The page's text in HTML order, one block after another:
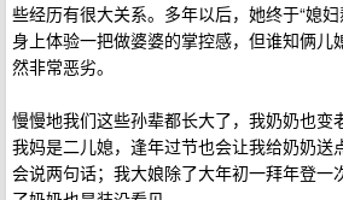
些经历有很大关系。多年以后，她终于“媳
身上体验一把做婆婆的掌控感，但谁知俩儿
然非常恶劣。
慢慢地我们这些孙辈都长大了，我奶奶也变
我妈是二儿媳，逢年过节也会让我给奶奶送
会说两句话；我大娘除了大年初一拜年登一